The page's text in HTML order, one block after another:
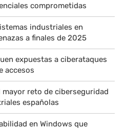
comprometidas
industriales en
a finales de 2025
expuestas a ciberataques
accesos
mayor reto de ciberseguridad
españolas
en Windows que